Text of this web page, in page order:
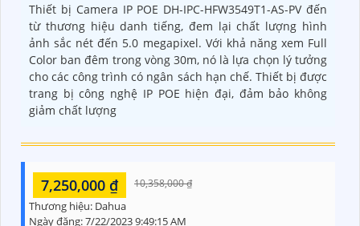
Thiết bị Camera IP POE DH-IPC-HFW3549T1-AS-PV đến
từ thương hiệu danh tiếng, đem lại chất lượng hình
ảnh sắc nét đến 5.0 megapixel. Với khả năng xem Full
Color ban đêm trong vòng 30m, nó là lựa chọn lý tưởng
cho các công trình có ngân sách hạn chế. Thiết bị được
trang bị công nghệ IP POE hiện đại, đảm bảo không
giảm chất lượng
7,250,000 ₫ 10,358,000 ₫
Thương hiệu: Dahua
Ngày đăng:7/22/2023 9:49:15 AM